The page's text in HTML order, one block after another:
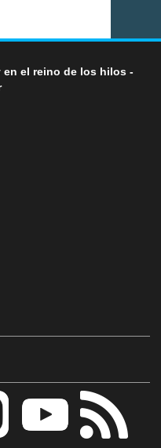
en el reino de los hilos -